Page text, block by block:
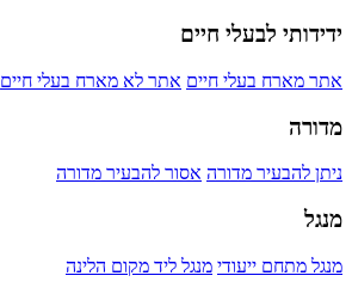
ידידותי לבעלי חיים
אתר מארח בעלי חיים אתר לא מארח בעלי חיים
מדורה
ניתן להבעיר מדורה אסור להבעיר מדורה
מנגל
מנגל מתחם ייעודי מנגל ליד מקום הלינה